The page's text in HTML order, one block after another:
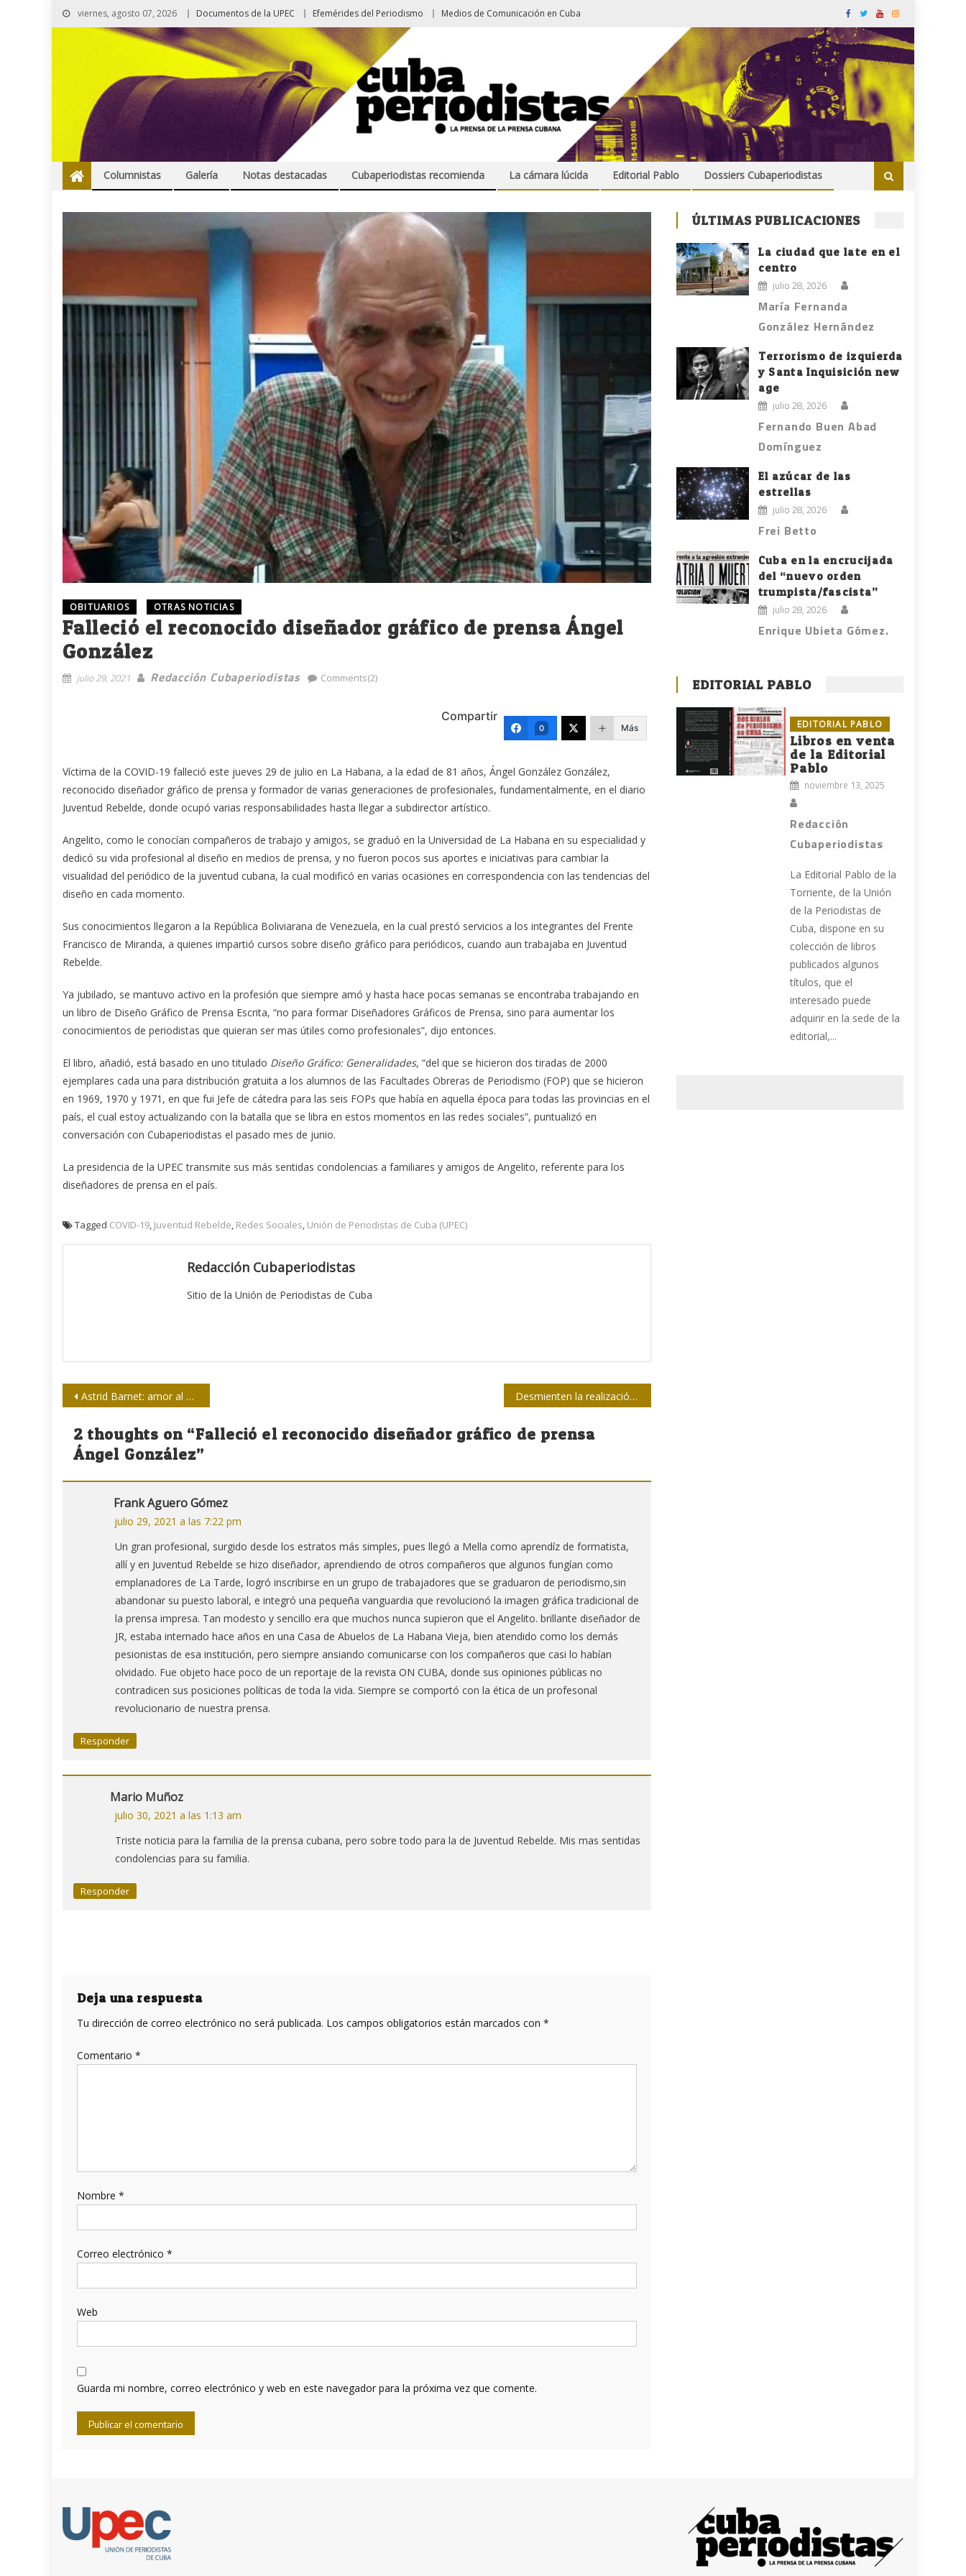
viernes, agosto 07, 2026 Documentos de la UPEC Efemérides del Periodismo Medios de Comunicación en Cuba
Columnistas Galería Notas destacadas Cubaperiodistas recomienda La cámara lúcida Editorial Pablo Dossiers Cubaperiodistas
OBITUARIOS OTRAS NOTICIAS
Falleció el reconocido diseñador gráfico de prensa Ángel
González
julio 29, 2021 Redacción Cubaperiodistas Comments(2)
Compartir
0 Más
Víctima de la COVID-19 falleció este jueves 29 de julio en La Habana, a la edad de 81 años, Ángel González González,
reconocido diseñador gráfico de prensa y formador de varias generaciones de profesionales, fundamentalmente, en el diario
Juventud Rebelde, donde ocupó varias responsabilidades hasta llegar a subdirector artístico.
Angelito, como le conocían compañeros de trabajo y amigos, se graduó en la Universidad de La Habana en su especialidad y
dedicó su vida profesional al diseño en medios de prensa, y no fueron pocos sus aportes e iniciativas para cambiar la
visualidad del periódico de la juventud cubana, la cual modificó en varias ocasiones en correspondencia con las tendencias del
diseño en cada momento.
Sus conocimientos llegaron a la República Boliviarana de Venezuela, en la cual prestó servicios a los integrantes del Frente
Francisco de Miranda, a quienes impartió cursos sobre diseño gráfico para periódicos, cuando aun trabajaba en Juventud
Rebelde.
Ya jubilado, se mantuvo activo en la profesión que siempre amó y hasta hace pocas semanas se encontraba trabajando en
un libro de Diseño Gráfico de Prensa Escrita, “no para formar Diseñadores Gráficos de Prensa, sino para aumentar los
conocimientos de periodistas que quieran ser mas útiles como profesionales”, dijo entonces.
El libro, añadió, está basado en uno titulado Diseño Gráfico: Generalidades, “del que se hicieron dos tiradas de 2000
ejemplares cada una para distribución gratuita a los alumnos de las Facultades Obreras de Periodismo (FOP) que se hicieron
en 1969, 1970 y 1971, en que fui Jefe de cátedra para las seis FOPs que había en aquella época para todas las provincias en el
país, el cual estoy actualizando con la batalla que se libra en estos momentos en las redes sociales”, puntualizó en
conversación con Cubaperiodistas el pasado mes de junio.
La presidencia de la UPEC transmite sus más sentidas condolencias a familiares y amigos de Angelito, referente para los
diseñadores de prensa en el país.
Tagged COVID-19, Juventud Rebelde, Redes Sociales, Unión de Periodistas de Cuba (UPEC)
Redacción Cubaperiodistas
Sitio de la Unión de Periodistas de Cuba
Navegación
de
entradas
Astrid Barnet: amor al arte escondido en letras y palabras Desmienten la realización de enterramientos en fosas comunes en Ciego de Ávila
2 thoughts on “Falleció el reconocido diseñador gráfico de prensa
Ángel González”
Frank Aguero Gómez
julio 29, 2021 a las 7:22 pm
Un gran profesional, surgido desde los estratos más simples, pues llegó a Mella como aprendíz de formatista,
allí y en Juventud Rebelde se hizo diseñador, aprendiendo de otros compañeros que algunos fungían como
emplanadores de La Tarde, logró inscribirse en un grupo de trabajadores que se graduaron de periodismo,sin
abandonar su puesto laboral, e integró una pequeña vanguardia que revolucionó la imagen gráfica tradicional de
la prensa impresa. Tan modesto y sencillo era que muchos nunca supieron que el Angelito. brillante diseñador de
JR, estaba internado hace años en una Casa de Abuelos de La Habana Vieja, bien atendido como los demás
pesionistas de esa institución, pero siempre ansiando comunicarse con los compañeros que casi lo habían
olvidado. Fue objeto hace poco de un reportaje de la revista ON CUBA, donde sus opiniones públicas no
contradicen sus posiciones políticas de toda la vida. Siempre se comportó con la ética de un profesonal
revolucionario de nuestra prensa.
Responder
Mario Muñoz
julio 30, 2021 a las 1:13 am
Triste noticia para la familia de la prensa cubana, pero sobre todo para la de Juventud Rebelde. Mis mas sentidas
condolencias para su familia.
Responder
Deja una respuesta
Tu dirección de correo electrónico no será publicada. Los campos obligatorios están marcados con *
Comentario *
Nombre *
Correo electrónico *
Web
Guarda mi nombre, correo electrónico y web en este navegador para la próxima vez que comente.
ÚLTIMAS PUBLICACIONES
La ciudad que late en el
centro
julio 28, 2026
María Fernanda
González Hernández
Terrorismo de izquierda
y Santa Inquisición new
age
julio 28, 2026
Fernando Buen Abad
Domínguez
El azúcar de las
estrellas
julio 28, 2026
Frei Betto
Cuba en la encrucijada
del “nuevo orden
trumpista/fascista”
julio 28, 2026
Enrique Ubieta Gómez.
EDITORIAL PABLO
EDITORIAL PABLO
Libros en venta
de la Editorial
Pablo
noviembre 13, 2025
Redacción
Cubaperiodistas
La Editorial Pablo de la
Torriente, de la Unión
de la Periodistas de
Cuba, dispone en su
colección de libros
publicados algunos
títulos, que el
interesado puede
adquirir en la sede de la
editorial,...